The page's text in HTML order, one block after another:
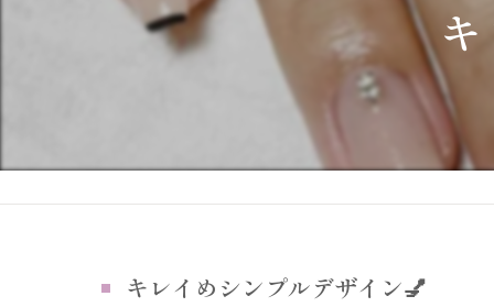
キレイめシンプルデザイン💅